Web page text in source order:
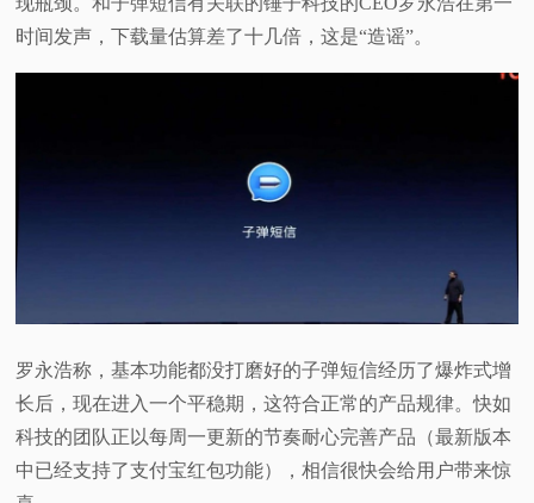
普
体
时间发声，下载量估算差了十几倍，这是“造谣”。
罗永浩称，基本功能都没打磨好的子弹短信经历了爆炸式增
长后，现在进入一个平稳期，这符合正常的产品规律。快如
科技的团队正以每周一更新的节奏耐心完善产品（最新版本
中已经支持了支付宝红包功能），相信很快会给用户带来惊